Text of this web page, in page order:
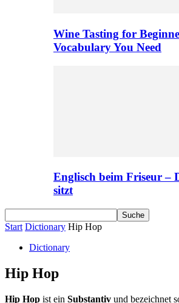
Wine Tasting for
Vocabulary You Need
Englisch beim Friseur –
sitzt
Start Dictionary Hip Hop
Dictionary
Hip Hop
Hip Hop ist ein Substantiv und bezeichnet